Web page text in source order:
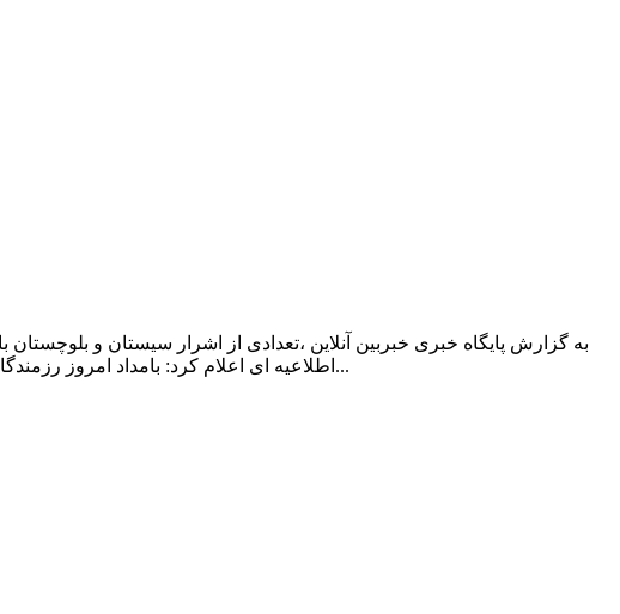
به گزارش پایگاه خبری خبربین آنلاین ،تعدادی از اشرار سیستان و
اطلاعیه ای اعلام کرد: بامداد امروز رزمندگان قرارگاه قدس با همکاری سربازان گمنام امام‌زمان (عج) طی اجرای ۳ عملیات مشترک در ایرانشهر، خاش و سراوان با عوامل...